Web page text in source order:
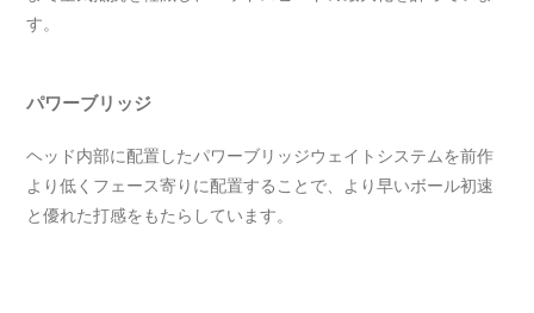
す。
パワーブリッジ
ヘッド内部に配置したパワーブリッジウェイトシステムを前作
より低くフェース寄りに配置することで、より早いボール初速
と優れた打感をもたらしています。